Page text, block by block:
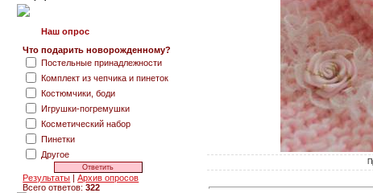
Наш опрос
Что подарить новорожденному?
Постельные принадлежности
Комплект из чепчика и пинеток
Костюмчики, боди
Игрушки-погремушки
Косметический набор
Пинетки
Другое
Результаты |Архив опросов
Всего ответов:322